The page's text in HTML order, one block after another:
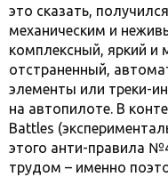
это сказать,
механическим и
комплексный, яркий и
отстраненный,
элементы или треки-
на автопилоте. В
Battles
этого анти-правила
трудом – именно